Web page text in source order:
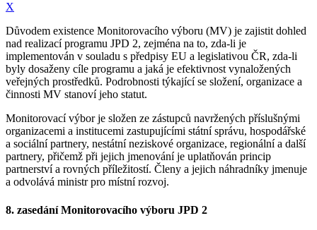
X
Důvodem existence Monitorovacího výboru (MV) je zajistit dohled
nad realizací programu JPD 2, zejména na to, zda-li je
implementován v souladu s předpisy EU a legislativou ČR, zda-li
byly dosaženy cíle programu a jaká je efektivnost vynaložených
veřejných prostředků. Podrobnosti týkající se složení, organizace a
činnosti MV stanoví jeho statut.
Monitorovací výbor je složen ze zástupců navržených příslušnými
organizacemi a institucemi zastupujícími státní správu, hospodářské
a sociální partnery, nestátní neziskové organizace, regionální a další
partnery, přičemž při jejich jmenování je uplatňován princip
partnerství a rovných příležitostí. Členy a jejich náhradníky jmenuje
a odvolává ministr pro místní rozvoj.
8. zasedání Monitorovacího výboru JPD 2